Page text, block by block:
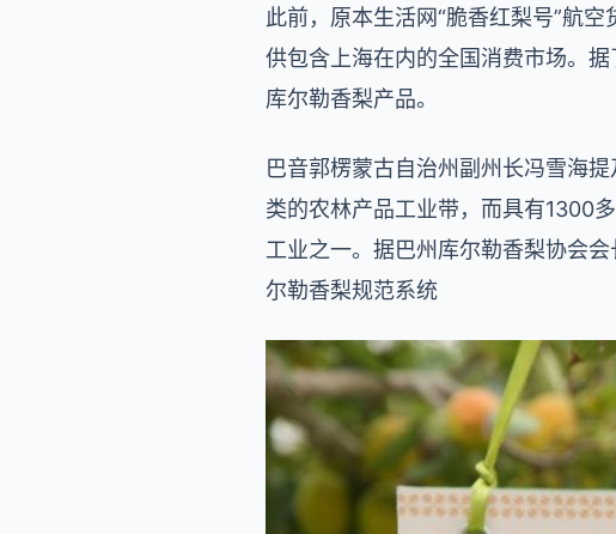
此前，原本生活网“脆香红梨号”航
供包含上海在内的全国消费市场。
库尔勒香梨产品。
巴音郭楞蒙古自治州副州长冯雪海
类的农林产品工业带，而具有1300
工业之一。据巴州库尔勒香梨协会
尔勒香梨规范系统